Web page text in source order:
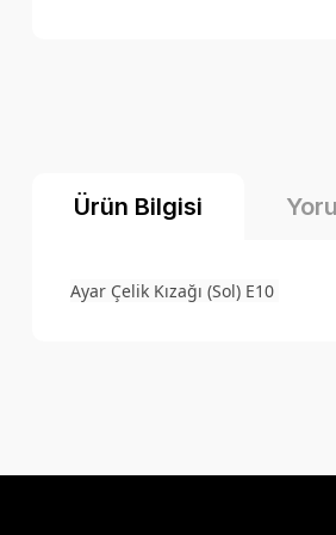
Ürün Bilgisi
Ayar Çelik Kızağı (Sol) E10
Ürün resmi kalitesiz, bozuk veya